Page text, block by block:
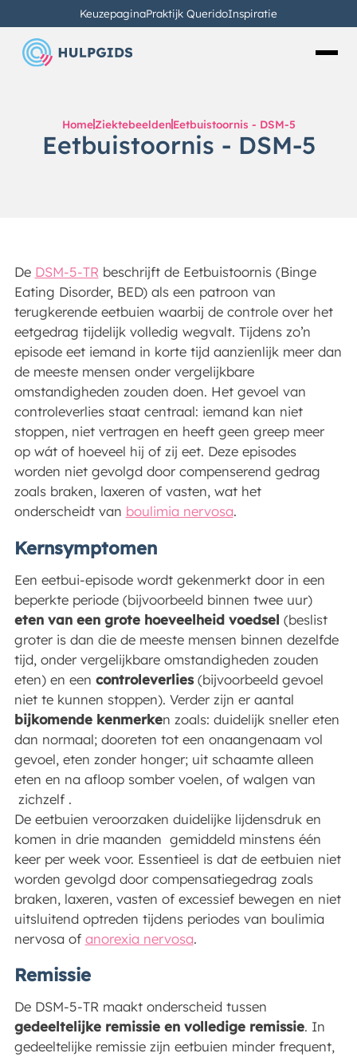
KeuzepaginaPraktijk QueridoInspiratie
Home Ziektebeelden Eetbuistoornis - DSM-5
Eetbuistoornis - DSM-5
De DSM-5-TR beschrijft de Eetbuistoornis (Binge
Eating Disorder, BED) als een patroon van
terugkerende eetbuien waarbij de controle over het
eetgedrag tijdelijk volledig wegvalt. Tijdens zo’n
episode eet iemand in korte tijd aanzienlijk meer dan
de meeste mensen onder vergelijkbare
omstandigheden zouden doen. Het gevoel van
controleverlies staat centraal: iemand kan niet
stoppen, niet vertragen en heeft geen greep meer
op wát of hoeveel hij of zij eet. Deze episodes
worden niet gevolgd door compenserend gedrag
zoals braken, laxeren of vasten, wat het
onderscheidt van boulimia nervosa.
Kernsymptomen
Een eetbui-episode wordt gekenmerkt door in een
beperkte periode (bijvoorbeeld binnen twee uur)
eten van een grote hoeveelheid voedsel (beslist
groter is dan die de meeste mensen binnen dezelfde
tijd, onder vergelijkbare omstandigheden zouden
eten) en een controleverlies(bijvoorbeeld gevoel
niet te kunnen stoppen). Verder zijn er aantal
bijkomende kenmerken zoals: duidelijk sneller eten
dan normaal; dooreten tot een onaangenaam vol
gevoel, eten zonder honger; uit schaamte alleen
eten en na afloop somber voelen, of walgen van
zichzelf .
De eetbuien veroorzaken duidelijke lijdensdruk en
komen in drie maanden gemiddeld minstens één
keer per week voor. Essentieel is dat de eetbuien niet
worden gevolgd door compensatiegedrag zoals
braken, laxeren, vasten of excessief bewegen en niet
uitsluitend optreden tijdens periodes van boulimia
nervosa of anorexia nervosa.
Remissie
De DSM-5-TR maakt onderscheid tussen
gedeeltelijke remissie en volledige remissie. In
gedeeltelijke remissie zijn eetbuien minder frequent,